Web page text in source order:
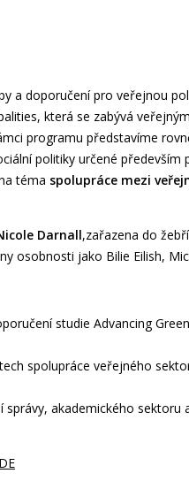
a doporučení pro veřejnou
která se zabývá
programu představíme
politiky určené především
téma spolupráce mezi
Darnall,zařazena do
osobnosti jako Bilie Eilish,
studie Advancing
spolupráce veřejného
akademického sektoru